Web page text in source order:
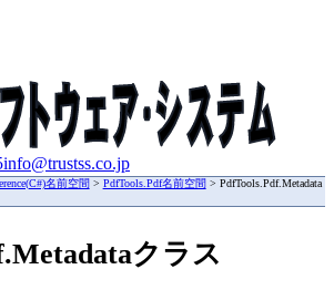
info@trustss.co.jp
名前空間 > PdfTools.Pdf名前空間 > PdfTools.Pdf.Metadata
クラス